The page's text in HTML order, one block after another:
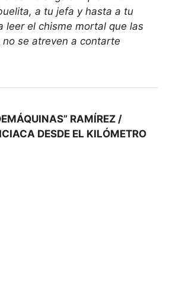
a tu jefa y hasta a tu
leer el chisme mortal que las
se atreven a contarte
RAMÍREZ /
DESDE EL KILÓMETRO